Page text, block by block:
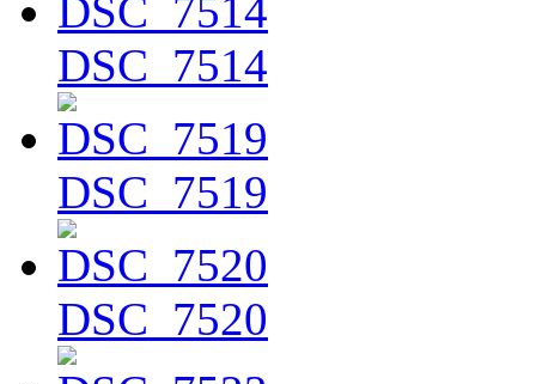
DSC_7514
DSC_7519
DSC_7520